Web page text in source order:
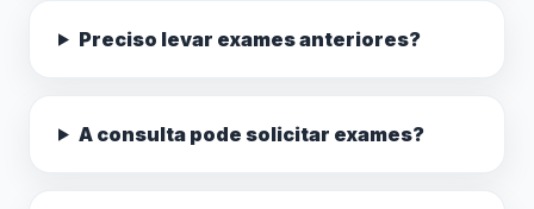
Preciso levar exames anteriores?
A consulta pode solicitar exames?